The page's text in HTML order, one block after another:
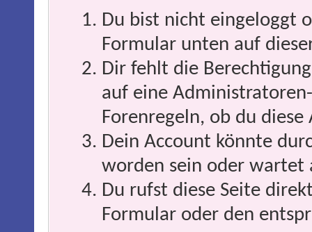
Du bist nicht eingeloggt
Formular unten auf
Dir fehlt die
auf eine
Forenregeln, ob du
Dein Account könnte
worden sein oder wartet
Du rufst diese Seite
Formular oder den